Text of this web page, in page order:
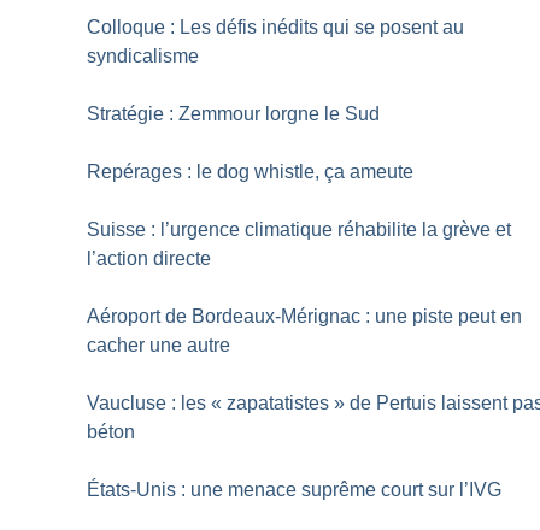
Colloque : Les défis inédits qui se posent au
syndicalisme
Stratégie : Zemmour lorgne le Sud
Repérages : le dog whistle, ça ameute
Suisse : l’urgence climatique réhabilite la grève et
l’action directe
Aéroport de Bordeaux-Mérignac : une piste peut en
cacher une autre
Vaucluse : les « zapatatistes » de Pertuis laissent
béton
États-Unis : une menace suprême court sur l’IVG